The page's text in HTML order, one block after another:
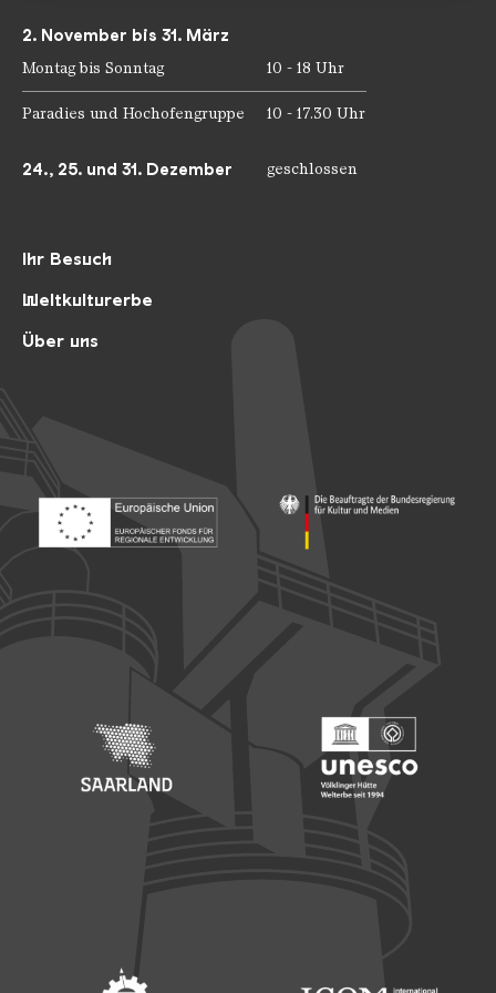
Ihr Besuch
Weltkulturerbe
Über uns
2. November bis 31. März
Montag bis Sonntag 10 - 18 Uhr
Paradies und Hochofengruppe 10 - 17.30 Uhr
24., 25. und 31. Dezember geschlossen